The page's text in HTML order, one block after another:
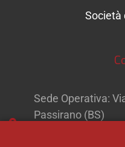
Società
Sede Operativa:
Passirano (BS)